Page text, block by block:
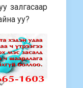
залгасаар
уу?